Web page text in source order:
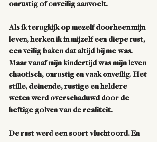
onrustig of onveilig aanvoelt.
Als ik terugkijk op mezelf doorheen mijn
leven, herken ik in mijzelf een diepe rust,
een veilig baken dat altijd bij me was.
Maar vanaf mijn kindertijd was mijn leven
chaotisch, onrustig en vaak onveilig. Het
stille, deinende, rustige en heldere
weten werd overschaduwd door de
heftige golven van de realiteit.
De rust werd een soort vluchtoord. En